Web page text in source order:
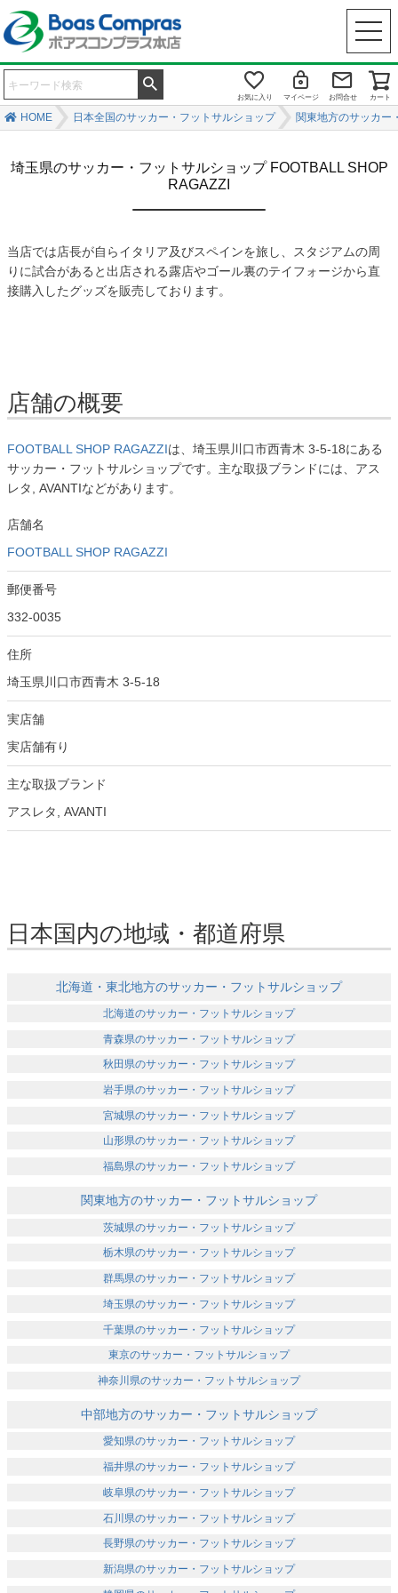
お気に入り マイページ お問合せ カート
HOME 日本全国のサッカー・フットサルショップ 関東地方のサッカー
埼玉県のサッカー・フットサルショップ FOOTBALL SHOP
RAGAZZI
当店では店長が自らイタリア及びスペインを旅し、スタジアムの周
りに試合があると出店される露店やゴール裏のテイフォージから直
接購入したグッズを販売しております。
店舗の概要
FOOTBALL SHOP RAGAZZIは、埼玉県川口市西青木 3-5-18にある
サッカー・フットサルショップです。主な取扱ブランドには、アス
レタ, AVANTIなどがあります。
店舗名
FOOTBALL SHOP RAGAZZI
郵便番号
332-0035
住所
埼玉県川口市西青木 3-5-18
実店舗
実店舗有り
主な取扱ブランド
アスレタ, AVANTI
日本国内の地域・都道府県
北海道・東北地方のサッカー・フットサルショップ
北海道のサッカー・フットサルショップ
青森県のサッカー・フットサルショップ
秋田県のサッカー・フットサルショップ
岩手県のサッカー・フットサルショップ
宮城県のサッカー・フットサルショップ
山形県のサッカー・フットサルショップ
福島県のサッカー・フットサルショップ
関東地方のサッカー・フットサルショップ
茨城県のサッカー・フットサルショップ
栃木県のサッカー・フットサルショップ
群馬県のサッカー・フットサルショップ
埼玉県のサッカー・フットサルショップ
千葉県のサッカー・フットサルショップ
東京のサッカー・フットサルショップ
神奈川県のサッカー・フットサルショップ
中部地方のサッカー・フットサルショップ
愛知県のサッカー・フットサルショップ
福井県のサッカー・フットサルショップ
岐阜県のサッカー・フットサルショップ
石川県のサッカー・フットサルショップ
長野県のサッカー・フットサルショップ
新潟県のサッカー・フットサルショップ